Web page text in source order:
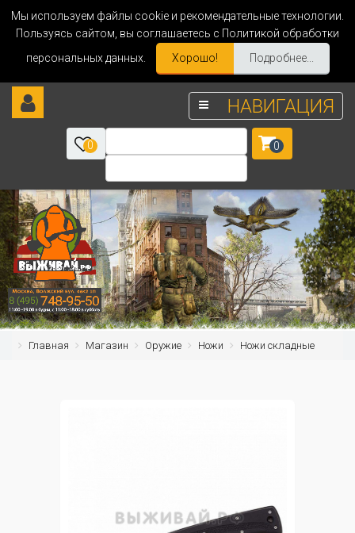
Мы используем файлы cookie и рекомендательные технологии.
Пользуясь сайтом, вы соглашаетесь с Политикой обработки
персональных данных.
Хорошо! Подробнее...
НАВИГАЦИЯ
0 0
Главная Магазин Оружие Ножи Ножи складные